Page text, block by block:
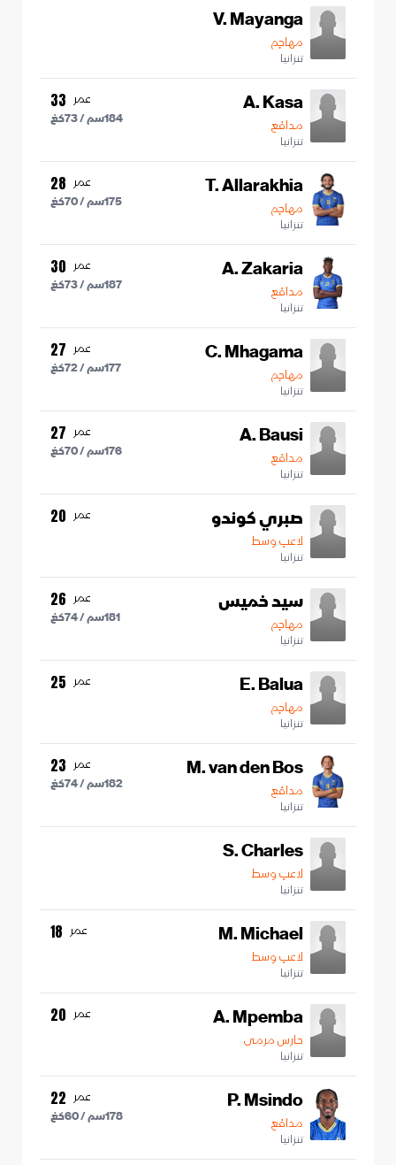
V. Mayanga
مهاجم
تنزانيا
A. Kasa
مدافع
تنزانيا
عمر 33
184سم /73كغ
T. Allarakhia
مهاجم
تنزانيا
عمر 28
175سم /70كغ
A. Zakaria
مدافع
تنزانيا
عمر 30
187سم /73كغ
C. Mhagama
مهاجم
تنزانيا
عمر 27
177سم /72كغ
A. Bausi
مدافع
تنزانيا
عمر 27
176سم /70كغ
صبري كوندو
لاعب وسط
تنزانيا
عمر 20
سيد خميس
مهاجم
تنزانيا
عمر 26
181سم /74كغ
E. Balua
مهاجم
تنزانيا
عمر 25
M. van den Bos
مدافع
تنزانيا
عمر 23
182سم /74كغ
S. Charles
لاعب وسط
تنزانيا
M. Michael
لاعب وسط
تنزانيا
عمر 18
A. Mpemba
حارس مرمى
تنزانيا
عمر 20
P. Msindo
مدافع
تنزانيا
عمر 22
178سم /60كغ